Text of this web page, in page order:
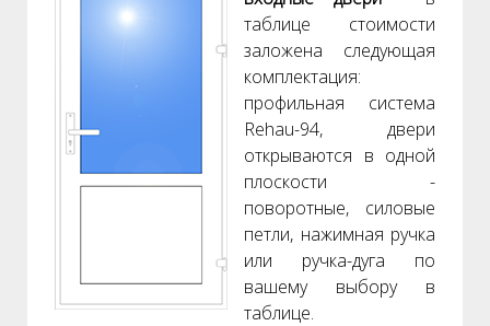
таблице стоимости
заложена следующая
комплектация:
профильная система
Rehau-94, двери
открываются в одной
плоскости -
поворотные, силовые
петли, нажимная ручка
или ручка-дуга по
вашему выбору в
таблице.